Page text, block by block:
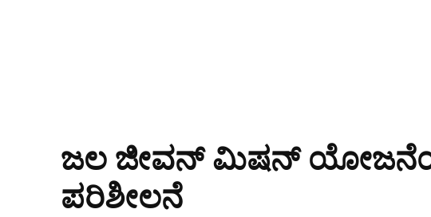
ಜಲ ಜೀವನ್ ಮಿಷನ್
ಪರಿಶೀಲನೆ